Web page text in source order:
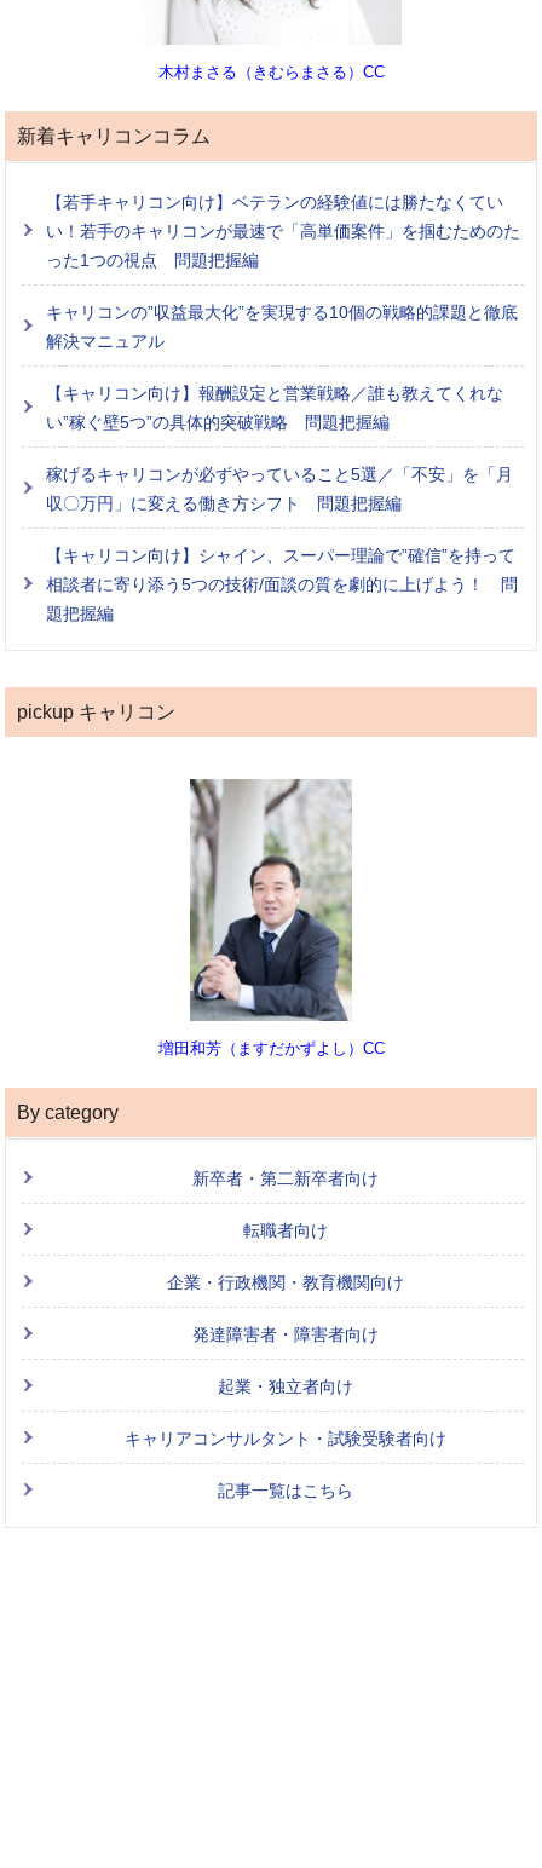
木村まさる（きむらまさる）CC
新着キャリコンコラム
【若手キャリコン向け】ベテランの経験値には勝たなくてい
い！若手のキャリコンが最速で「高単価案件」を掴むためのた
った1つの視点 問題把握編
キャリコンの”収益最大化”を実現する10個の戦略的課題と徹底
解決マニュアル
【キャリコン向け】報酬設定と営業戦略／誰も教えてくれな
い”稼ぐ壁5つ”の具体的突破戦略 問題把握編
稼げるキャリコンが必ずやっていること5選／「不安」を「月
収〇万円」に変える働き方シフト 問題把握編
【キャリコン向け】シャイン、スーパー理論で”確信”を持って
相談者に寄り添う5つの技術/面談の質を劇的に上げよう！ 問
題把握編
pickup キャリコン
増田和芳（ますだかずよし）CC
By category
新卒者・第二新卒者向け
転職者向け
企業・行政機関・教育機関向け
発達障害者・障害者向け
起業・独立者向け
キャリアコンサルタント・試験受験者向け
記事一覧はこちら